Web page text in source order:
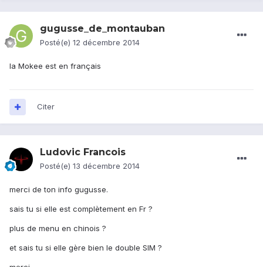
gugusse_de_montauban
Posté(e) 12 décembre 2014
la Mokee est en français
Citer
Ludovic Francois
Posté(e) 13 décembre 2014
merci de ton info gugusse.
sais tu si elle est complètement en Fr ?
plus de menu en chinois ?
et sais tu si elle gère bien le double SIM ?